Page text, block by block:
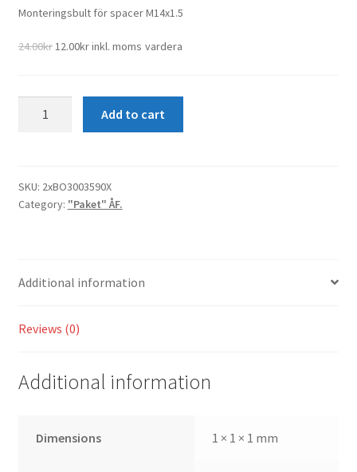
Monteringsbult för spacer M14x1.5
24.00kr Original
24.00kr.
12.00krCurrent
12.00kr.
inkl. moms vardera
Add to cart
SKU: 2xBO3003590X
Category: "Paket" ÅF.
Additional information
Reviews (0)
Additional information
Dimensions 1 × 1 × 1 mm